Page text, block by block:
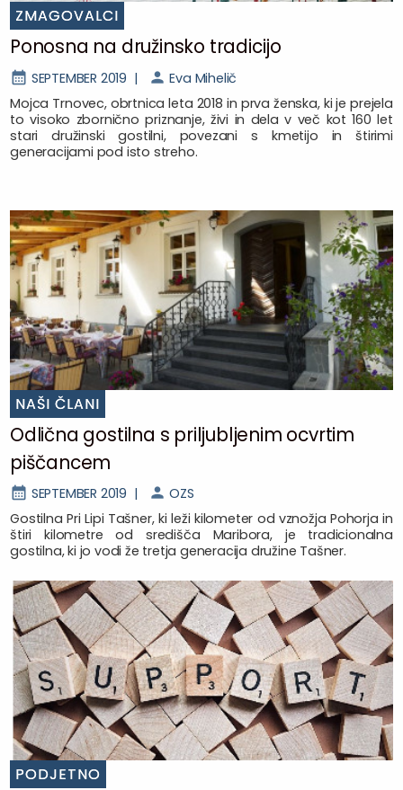
ZMAGOVALCI
Ponosna na družinsko tradicijo
SEPTEMBER 2019 |
Eva Mihelič
Mojca Trnovec, obrtnica leta 2018 in prva ženska, ki je prejela
to visoko zbornično priznanje, živi in dela v več kot 160 let
stari družinski gostilni, povezani s kmetijo in štirimi
generacijami pod isto streho.
NAŠI ČLANI
Odlična gostilna s priljubljenim ocvrtim
piščancem
SEPTEMBER 2019 |
OZS
Gostilna Pri Lipi Tašner, ki leži kilometer od vznožja Pohorja in
štiri kilometre od središča Maribora, je tradicionalna
gostilna, ki jo vodi že tretja generacija družine Tašner.
PODJETNO